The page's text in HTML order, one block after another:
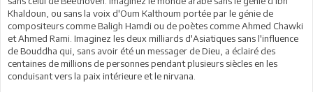
Khaldoun, ou sans la voix d'Oum Kalthoum portée par le génie de
compositeurs comme Baligh Hamdi ou de poètes comme Ahmed Chawki
et Ahmed Rami. Imaginez les deux milliards d'Asiatiques sans l'influence
de Bouddha qui, sans avoir été un messager de Dieu, a éclairé des
centaines de millions de personnes pendant plusieurs siècles en les
conduisant vers la paix intérieure et le nirvana.